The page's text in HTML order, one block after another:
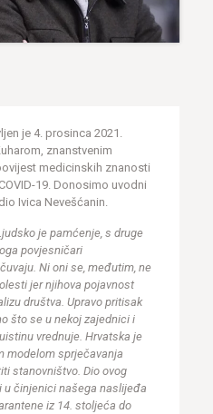
je 4. prosinca 2021.
znanstvenim
medicinskih znanosti
19. Donosimo uvodni
Ivica Nevešćanin.
je pamćenje, s druge
povjesničari
Ni oni se, međutim, ne
jer njihova pojavnost
društva. Upravo pritisak
što se u nekoj zajednici i
vrednuje. Hrvatska je
modelom sprječavanja
stanovništvo. Dio ovog
u činjenici našega naslijeđa
iz 14. stoljeća do